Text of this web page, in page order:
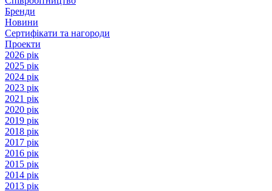
Бренди
Новини
Сертифікати та нагороди
Проекти
2026 рік
2025 рік
2024 рік
2023 рік
2021 рік
2020 рік
2019 рік
2018 рік
2017 рік
2016 рік
2015 рік
2014 рік
2013 рік